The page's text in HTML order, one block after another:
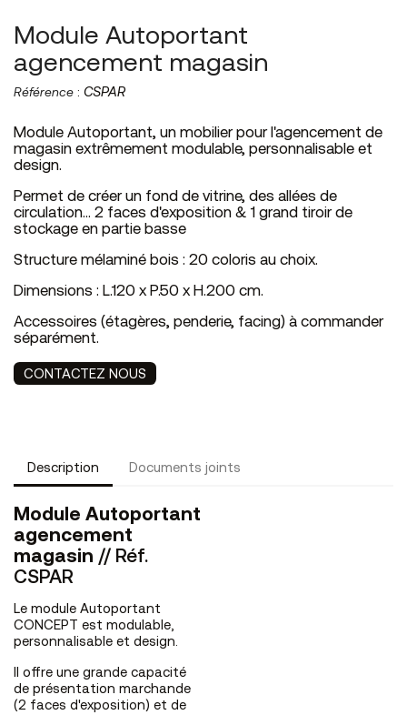
Module Autoportant
agencement magasin
Référence : CSPAR
Module Autoportant, un mobilier pour l'agencement de
magasin extrêmement modulable, personnalisable et
design.
Permet de créer un fond de vitrine, des allées de
circulation... 2 faces d'exposition & 1 grand tiroir de
stockage en partie basse
Structure mélaminé bois : 20 coloris au choix.
Dimensions : L.120 x P.50 x H.200 cm.
Accessoires (étagères, penderie, facing) à commander
séparément.
CONTACTEZ NOUS
Description Documents joints
Module Autoportant
agencement
magasin // Réf.
CSPAR
Le module Autoportant
CONCEPT est modulable,
personnalisable et design.
Il offre une grande capacité
de présentation marchande
(2 faces d'exposition) et de